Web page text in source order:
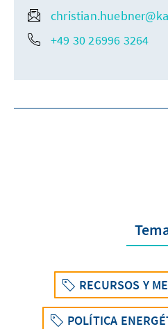
+49 30 26996 3264
RECURSOS Y
POLÍTICA